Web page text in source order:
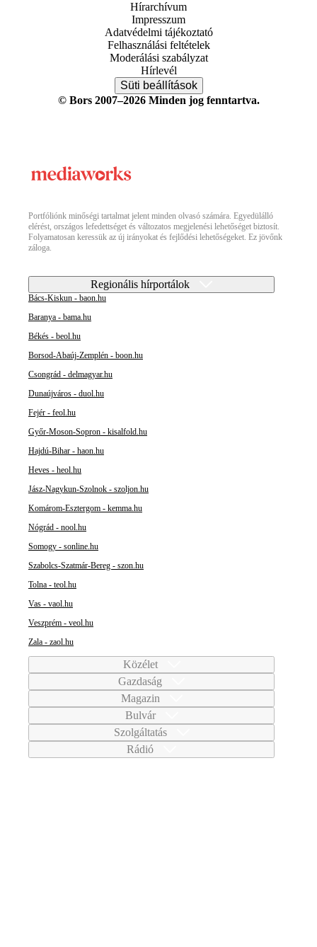
Hírarchívum
Impresszum
Adatvédelmi tájékoztató
Felhasználási feltételek
Moderálási szabályzat
Hírlevél
Süti beállítások
© Bors 2007–2026 Minden jog fenntartva.
Portfóliónk minőségi tartalmat jelent minden olvasó számára. Egyedülálló
elérést, országos lefedettséget és változatos megjelenési lehetőséget biztosít.
Folyamatosan keressük az új irányokat és fejlődési lehetőségeket. Ez jövőnk
záloga.
Regionális hírportálok
Bács-Kiskun - baon.hu
Baranya - bama.hu
Békés - beol.hu
Borsod-Abaúj-Zemplén - boon.hu
Csongrád - delmagyar.hu
Dunaújváros - duol.hu
Fejér - feol.hu
Győr-Moson-Sopron - kisalfold.hu
Hajdú-Bihar - haon.hu
Heves - heol.hu
Jász-Nagykun-Szolnok - szoljon.hu
Komárom-Esztergom - kemma.hu
Nógrád - nool.hu
Somogy - sonline.hu
Szabolcs-Szatmár-Bereg - szon.hu
Tolna - teol.hu
Vas - vaol.hu
Veszprém - veol.hu
Zala - zaol.hu
Közélet
Gazdaság
Magazin
Bulvár
Szolgáltatás
Rádió